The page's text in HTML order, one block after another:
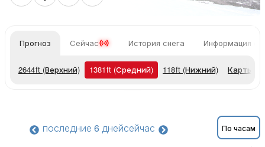
Прогноз Сейчас История снега Информация о
2644ft (Верхний) 1381ft (Средний) 118ft (Нижний) Карты
последние 6 днейсейчас По часам